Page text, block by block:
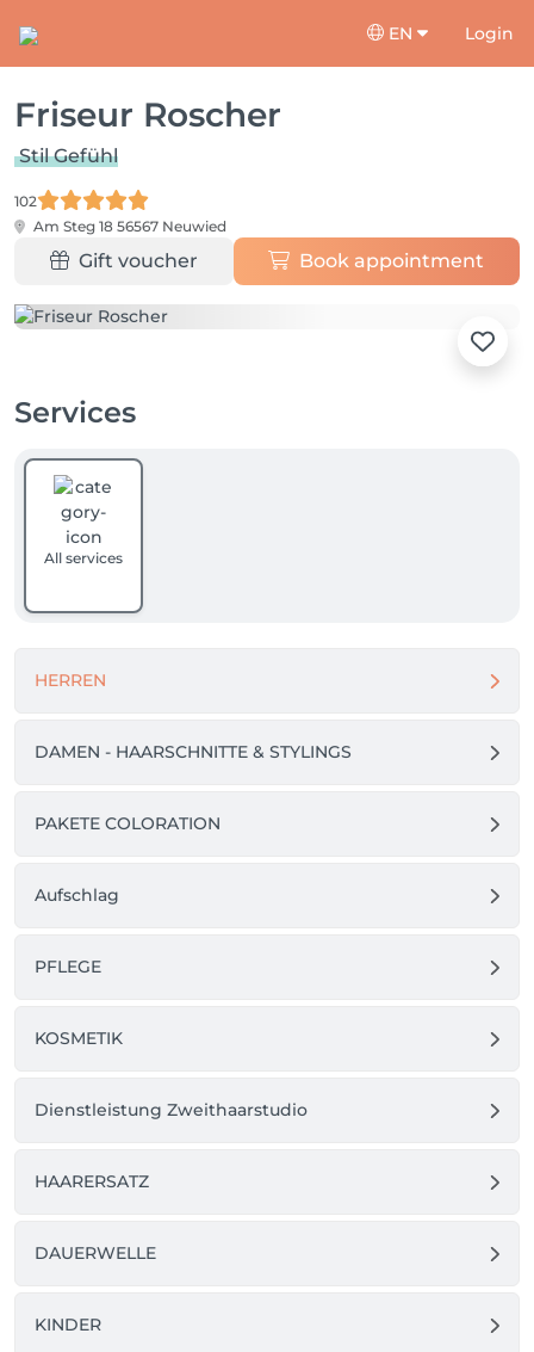
EN Login
Friseur Roscher
Stil Gefühl
102
Am Steg 18 56567 Neuwied
Gift voucher Book appointment
Services
All services
HERREN
DAMEN - HAARSCHNITTE & STYLINGS
PAKETE COLORATION
Aufschlag
PFLEGE
KOSMETIK
Dienstleistung Zweithaarstudio
HAARERSATZ
DAUERWELLE
KINDER